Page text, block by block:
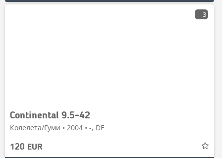
3
Continental 9.5-42
Колелета/Гуми • 2004 • -, DE
120 EUR